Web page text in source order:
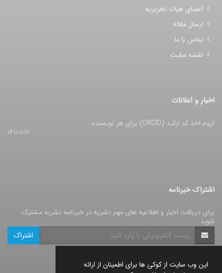
این وب سایت از کوکی ها برای اطمینان از ارائه
اعضای هیات تحریریه
ارسال مقاله
تماس با ما
نقشه سایت
اخبار و اعلانات
لزوم اخذ کد ارکید (ORCID) برای هر نویسنده
1401-11-12
اشتراک خبرنامه
برای دریافت اخبار و اطلاعیه های مهم نشریه در خبرنامه نشریه مشترک
شوید.
اشتراک